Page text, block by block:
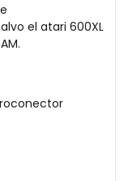
el atari 600XL